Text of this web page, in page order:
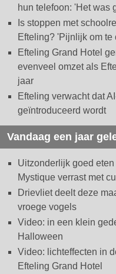
hun telefoon: 'Het was
Is stoppen met
Efteling? 'Pijnlijk om te
Efteling Grand Hotel
evenveel omzet als
jaar
Efteling verwacht dat
geïntroduceerd wordt
Vandaag een jaar
Uitzonderlijk goed
Mystique verrast met
Drievliet deelt deze
vroege vogels
Video: in een klein
Halloween
Video: lichteffecten in
Efteling Grand Hotel